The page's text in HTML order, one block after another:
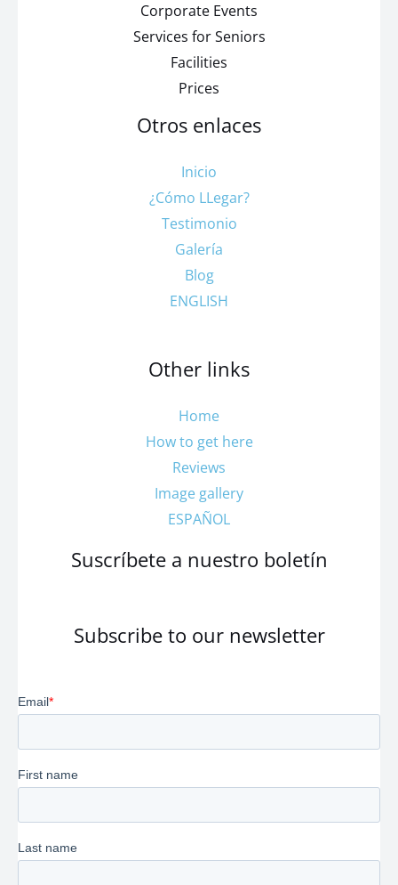
Corporate Events
Services for Seniors
Facilities
Prices
Otros enlaces
Inicio
¿Cómo LLegar?
Testimonio
Galería
Blog
ENGLISH
Other links
Home
How to get here
Reviews
Image gallery
ESPAÑOL
Suscríbete a nuestro boletín
Subscribe to our newsletter